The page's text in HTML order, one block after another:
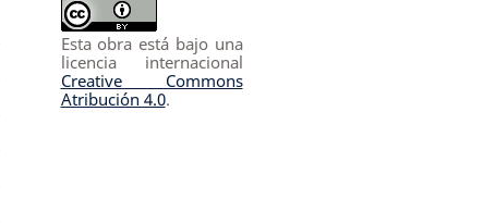
Esta obra está bajo una
licencia internacional
Creative Commons
Atribución 4.0.